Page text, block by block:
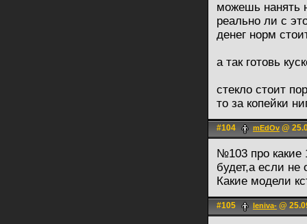
можешь нанять
реально ли с
денег норм
а так готовь
стекло стоит
то за копейки
#104 mEdOv @
№103 про какие
будет,а если не
Какие модели
#105 leniva- @